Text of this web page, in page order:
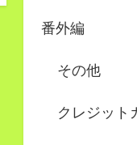
番外編
その他
クレジット